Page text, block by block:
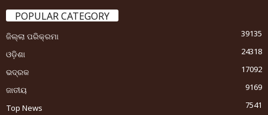
POPULAR CATEGORY
ଜିଲ୍ଲା ପରିକ୍ରମା
39135
ଓଡ଼ିଶା
24318
ଭଦ୍ରକ
17092
ଜାତୀୟ
9169
Top News
7541